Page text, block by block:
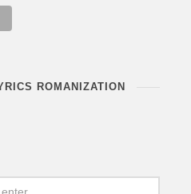
ROMANIZATION